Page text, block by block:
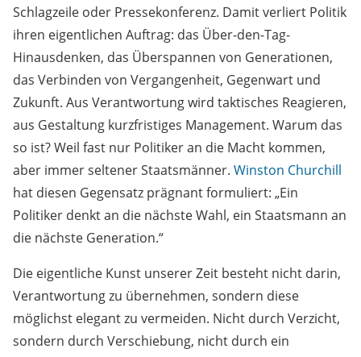
Schlagzeile oder Pressekonferenz. Damit verliert Politik
ihren eigentlichen Auftrag: das Über-den-Tag-
Hinausdenken, das Überspannen von Generationen,
das Verbinden von Vergangenheit, Gegenwart und
Zukunft. Aus Verantwortung wird taktisches Reagieren,
aus Gestaltung kurzfristiges Management. Warum das
so ist? Weil fast nur Politiker an die Macht kommen,
aber immer seltener Staatsmänner. Winston Churchill
hat diesen Gegensatz prägnant formuliert: „Ein
Politiker denkt an die nächste Wahl, ein Staatsmann an
die nächste Generation.“
Die eigentliche Kunst unserer Zeit besteht nicht darin,
Verantwortung zu übernehmen, sondern diese
möglichst elegant zu vermeiden. Nicht durch Verzicht,
sondern durch Verschiebung, nicht durch ein